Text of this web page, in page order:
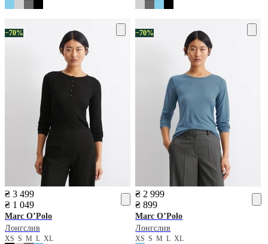
−70%
₴ 3 499
₴ 1 049
Marc O’Polo
Лонгслив
XS S M L XL
−70%
₴ 2 999
₴ 899
Marc O’Polo
Лонгслив
XSSMLXL